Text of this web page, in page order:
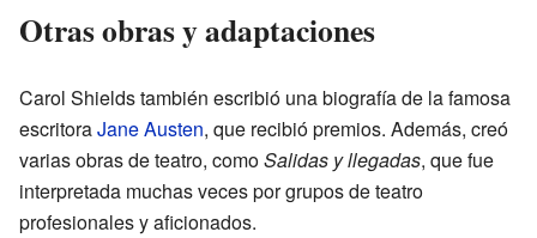
Otras obras y adaptaciones
Carol Shields también escribió una biografía de la famosa
escritoraJane Austen, que recibió premios. Además, creó
varias obras de teatro, comoSalidas y llegadas, que fue
interpretada muchas veces por grupos de teatro
profesionales y aficionados.